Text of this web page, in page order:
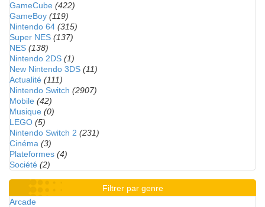
GameCube (422)
GameBoy (119)
Nintendo 64 (315)
Super NES (137)
NES (138)
Nintendo 2DS (1)
New Nintendo 3DS (11)
Actualité (111)
Nintendo Switch (2907)
Mobile (42)
Musique (0)
LEGO (5)
Nintendo Switch 2 (231)
Cinéma (3)
Plateformes (4)
Société (2)
Filtrer par genre
Arcade